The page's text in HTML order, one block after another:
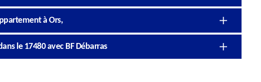
à Ors,
le 17480 avec BF Débarras